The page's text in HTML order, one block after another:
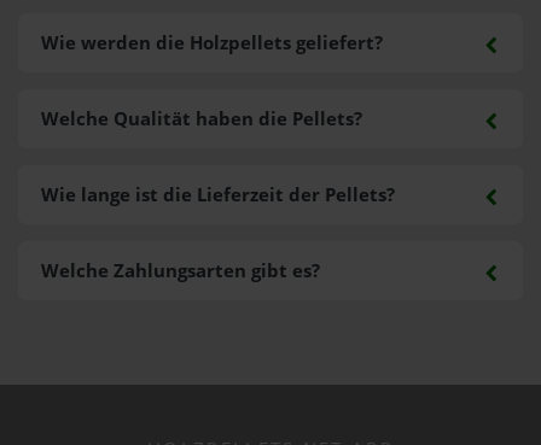
Wie werden die Holzpellets geliefert?
Welche Zahlungsarten gibt es?
Welche Qualität haben die Pellets?
Wie lange ist die Lieferzeit der Pellets?